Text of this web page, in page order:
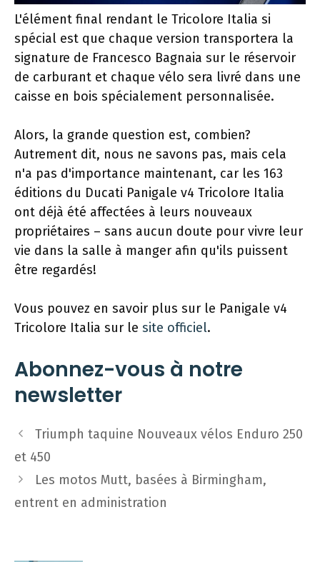
L'élément final rendant le Tricolore Italia si
spécial est que chaque version transportera la
signature de Francesco Bagnaia sur le réservoir
de carburant et chaque vélo sera livré dans une
caisse en bois spécialement personnalisée.
Alors, la grande question est, combien?
Autrement dit, nous ne savons pas, mais cela
n'a pas d'importance maintenant, car les 163
éditions du Ducati Panigale v4 Tricolore Italia
ont déjà été affectées à leurs nouveaux
propriétaires – sans aucun doute pour vivre leur
vie dans la salle à manger afin qu'ils puissent
être regardés!
Vous pouvez en savoir plus sur le Panigale v4
Tricolore Italia sur le site officiel.
Abonnez-vous à notre
newsletter
Navigation
des
Triumph taquine Nouveaux vélos Enduro 250
et 450
Les motos Mutt, basées à Birmingham,
entrent en administration